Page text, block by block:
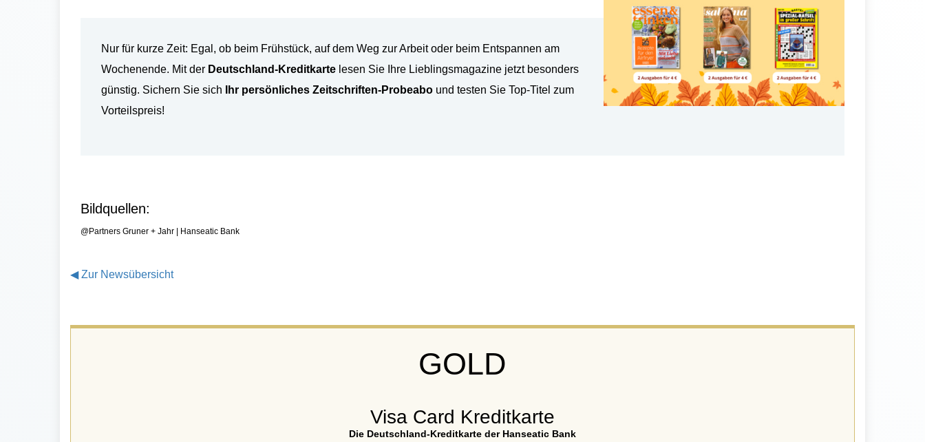
Nur für kurze Zeit: Egal, ob beim Frühstück, auf dem Weg zur Arbeit oder beim Entspannen am
Wochenende. Mit der Deutschland-Kreditkarte lesen Sie Ihre Lieblingsmagazine jetzt besonders
günstig. Sichern Sie sich Ihr persönliches Zeitschriften-Probeabo und testen Sie Top-Titel zum
Vorteilspreis!
Bildquellen:
@Partners Gruner + Jahr | Hanseatic Bank
◀Zur Newsübersicht
GOLD
Visa Card Kreditkarte
Die Deutschland-Kreditkarte der Hanseatic Bank